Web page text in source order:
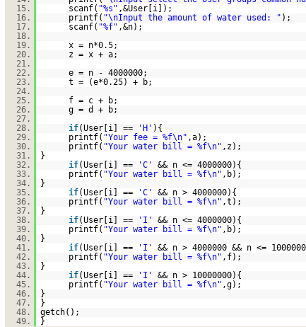
15.
scanf( "%s" ,&User[i]);
16.
printf( "\nInput the amount of water used: " );
17.
scanf( "%f" ,&n);
18.
19.
x = n*0.5;
20.
z = x + a;
21.
22.
e = n - 4000000;
23.
t = (e*0.25) + b;
24.
25.
f = c + b;
26.
g = d + b;
27.
28.
if(User[i] == 'H' ){
29.
printf( "Your fee = %f\n" ,a);
30.
printf( "Your water bill = %f\n" ,z);
31.
}
32.
if(User[i] == 'C'
&& n <= 4000000){
33.
printf( "Your water bill = %f\n" ,b);
34.
}
35.
if(User[i] == 'C'
&& n > 4000000){
36.
printf( "Your water bill = %f\n" ,t);
37.
}
38.
if(User[i] == 'I'
&& n <= 4000000){
39.
printf( "Your water bill = %f\n" ,b);
40.
}
41.
if(User[i] == 'I'
&& n > 4000000 && n <=
42.
printf( "Your water bill = %f\n" ,f);
43.
}
44.
if(User[i] == 'I'
&& n > 10000000){
45.
printf( "Your water bill = %f\n" ,g);
46.
}
47.
}
48.
getch();
49.
}